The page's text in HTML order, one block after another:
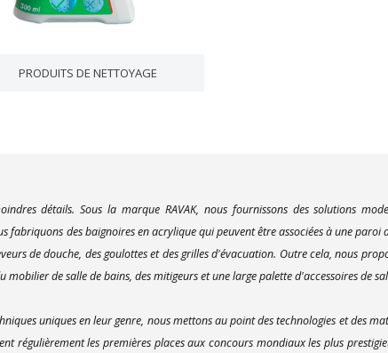
PRODUITS DE NETTOYAGE
détails. Sous la marque RAVAK, nous fournissons des solutions
fabriquons des baignoires en acrylique qui peuvent être associées à une paroi
de douche, des goulottes et des grilles d'évacuation. Outre cela, nous
de salle de bains, des mitigeurs et une large palette d'accessoires de
uniques en leur genre, nous mettons au point des technologies et des
régulièrement les premières places aux concours mondiaux les plus